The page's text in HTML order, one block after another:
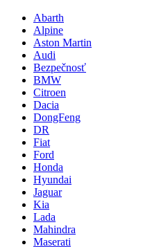
Abarth
Alpine
Aston Martin
Audi
Bezpečnosť
BMW
Citroen
Dacia
DongFeng
DR
Fiat
Ford
Honda
Hyundai
Jaguar
Kia
Lada
Mahindra
Maserati